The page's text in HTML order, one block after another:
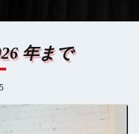
年まで